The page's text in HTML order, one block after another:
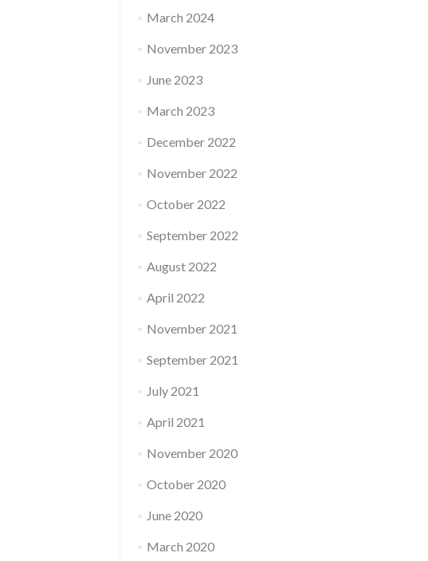
March 2024
November 2023
June 2023
March 2023
December 2022
November 2022
October 2022
September 2022
August 2022
April 2022
November 2021
September 2021
July 2021
April 2021
November 2020
October 2020
June 2020
March 2020